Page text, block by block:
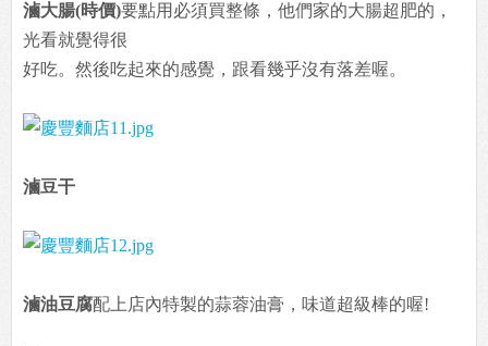
滷大腸(時價)要點用必須買整條，他們家的大腸超肥的，
光看就覺得很
好吃。然後吃起來的感覺，跟看幾乎沒有落差喔。
滷豆干
滷油豆腐配上店內特製的蒜蓉油膏，味道超級棒的喔!